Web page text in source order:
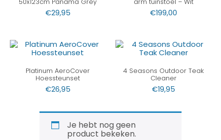
50x123cm Panama Grey
€29,95
arm tuinstoel – Wit
€199,00
Platinum AeroCover
Hoessteunset
€26,95
4 Seasons Outdoor Teak
Cleaner
€19,95
Je hebt nog geen
product bekeken.